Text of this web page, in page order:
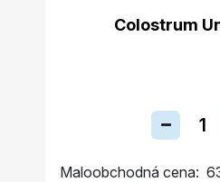
Colostrum
Maloobchodná cena: